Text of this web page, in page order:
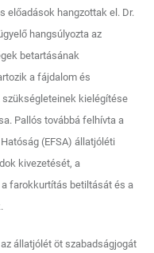
hangzottak el. Dr.
hangsúlyozta az
betartásának
a fájdalom és
kielégítése
Pallós továbbá felhívta a
(EFSA) állatjóléti
kivezetését, a
farokkurtítás betiltását és a
állatjólét öt szabadságjogát